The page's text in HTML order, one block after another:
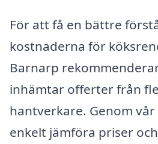
För att få en bättre
kostnaderna för
Barnarp
inhämtar offerter från
hantverkare. Genom
enkelt jämföra priser